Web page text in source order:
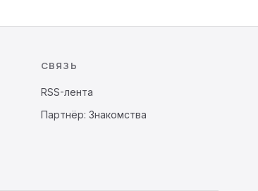
СВЯЗЬ
RSS-лента
Партнёр: Знакомства